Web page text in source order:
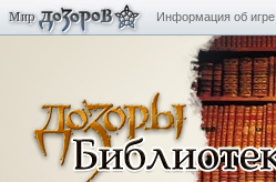
Информация об игре